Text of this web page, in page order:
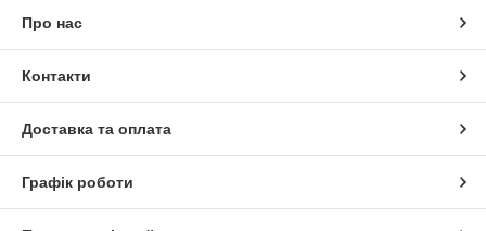
Про нас
Контакти
Доставка та оплата
Графік роботи